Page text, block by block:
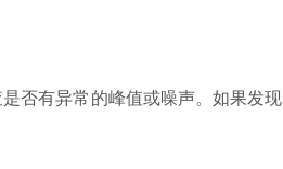
有异常的峰值或噪声。如果发